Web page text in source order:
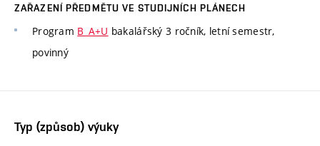
ZAŘAZENÍ PŘEDMĚTU VE STUDIJNÍCH PLÁNECH
Program B_A+U bakalářský 3 ročník, letní semestr,
povinný
Typ (způsob) výuky